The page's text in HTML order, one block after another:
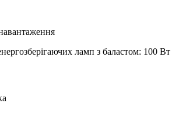
ламп з баластом: 100 Вт